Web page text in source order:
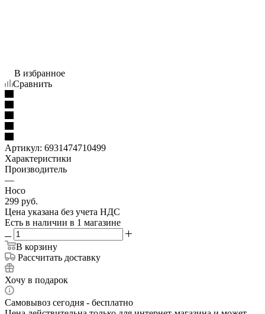
В избранное
Сравнить
Артикул: 6931474710499
Характеристики
Производитель
—
Hoco
299 руб.
Цена указана без учета НДС
Есть в наличии в 1 магазине
В корзину
Рассчитать доставку
Хочу в подарок
Самовывоз сегодня - бесплатно